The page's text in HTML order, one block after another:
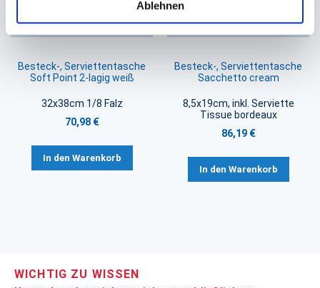
Ablehnen
Besteck-, Serviettentasche
Soft Point 2-lagig weiß
32x38cm 1/8 Falz
70,98 €
In den Warenkorb
Besteck-, Serviettentasche
Sacchetto cream
8,5x19cm, inkl. Serviette
Tissue bordeaux
86,19 €
In den Warenkorb
WICHTIG ZU WISSEN